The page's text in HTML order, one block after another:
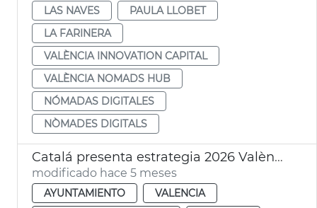
LAS NAVES
PAULA LLOBET
LA FARINERA
VALÈNCIA INNOVATION CAPITAL
VALÈNCIA NOMADS HUB
NÓMADAS DIGITALES
NÒMADES DIGITALS
Catalá presenta estrategia 2026 València Innovation Capital
modificado hace 5 meses
AYUNTAMIENTO
VALENCIA